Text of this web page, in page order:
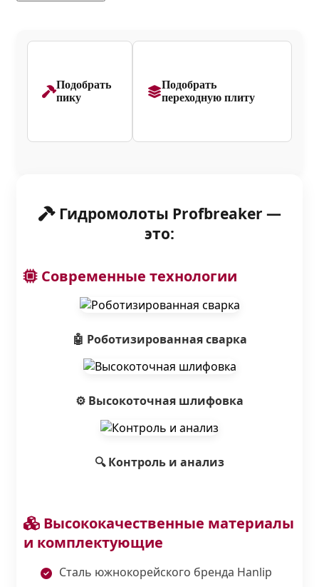
Подобрать
пику
Подобрать
переходную плиту
Гидромолоты Profbreaker —
это:
Современные технологии
🤖 Роботизированная сварка
⚙️ Высокоточная шлифовка
🔍 Контроль и анализ
Высококачественные материалы
и комплектующие
Сталь южнокорейского бренда Hanlip